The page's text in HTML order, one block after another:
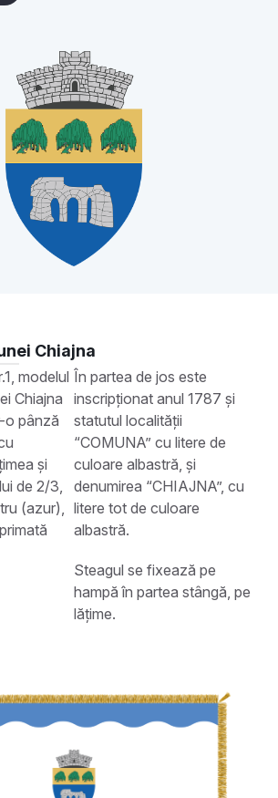
Chiajna
modelul
Chiajna
o pânză
și
de 2/3,
(azur),
În partea de jos este
inscripționat anul 1787 și
statutul localității
“COMUNA” cu litere de
culoare albastră, și
denumirea “CHIAJNA”, cu
litere tot de culoare
albastră.
Steagul se fixează pe
hampă în partea stângă, pe
lățime.